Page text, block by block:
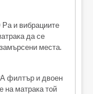
и вибрациите
да се
места.
филтър и двоен
на матрака той